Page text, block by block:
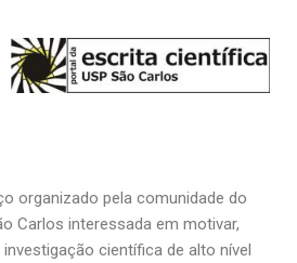
organizado pela comunidade do
Carlos interessada em motivar,
científica de alto nível